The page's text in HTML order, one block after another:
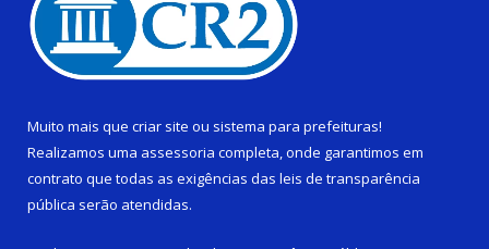
Muito mais que criar site ou sistema para prefeituras!
Realizamos uma assessoria completa, onde garantimos em
contrato que todas as exigências das leis de transparência
pública serão atendidas.